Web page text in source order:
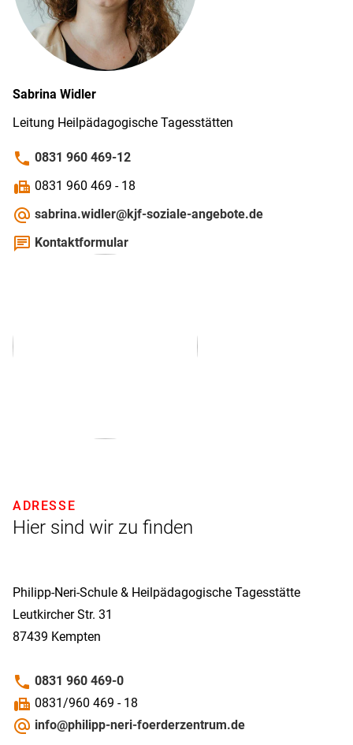
Sabrina Widler
Leitung Heilpädagogische Tagesstätten
phone 0831 960 469-12
fax 0831 960 469 - 18
alternate_email sabrina.widler@kjf-soziale-angebote.de
chat Kontaktformular
Hier sind wir zu finden
ADRESSE
Philipp-­Neri-­Schule & Heilpädagogische Tagesstätte
Leutkircher Str. 31
87439 Kempten
phone 0831 960 469-0
fax 0831/960 469 - 18
alternate_email info@philipp-neri-foerderzentrum.de